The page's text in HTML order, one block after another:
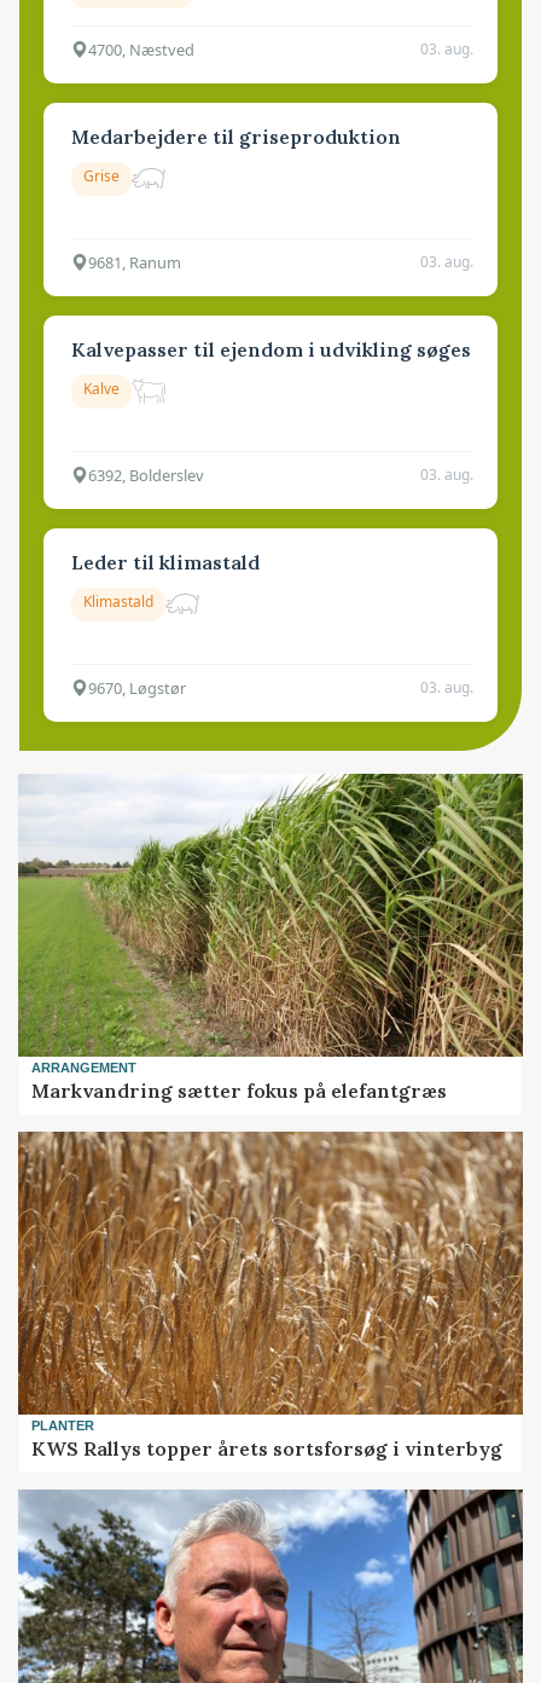
4700, Næstved 03. aug.
Medarbejdere til griseproduktion
Grise
9681, Ranum 03. aug.
Kalvepasser til ejendom i udvikling søges
Kalve
6392, Bolderslev 03. aug.
Leder til klimastald
Klimastald
9670, Løgstør 03. aug.
ARRANGEMENT
Markvandring sætter fokus på elefantgræs
PLANTER
KWS Rallys topper årets sortsforsøg i vinterbyg